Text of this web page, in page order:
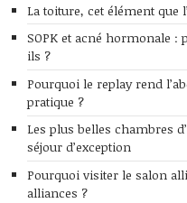
La toiture, cet élément
SOPK et acné hormonale :
ils ?
Pourquoi le replay rend
pratique ?
Les plus belles chambres
séjour d’exception
Pourquoi visiter le salon
alliances ?